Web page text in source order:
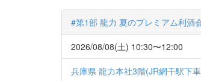
#第1部 龍力 夏のプレミアム利酒
2026/08/08(土) 10:30〜12:00
兵庫県 龍力本社3階(JR網干駅下